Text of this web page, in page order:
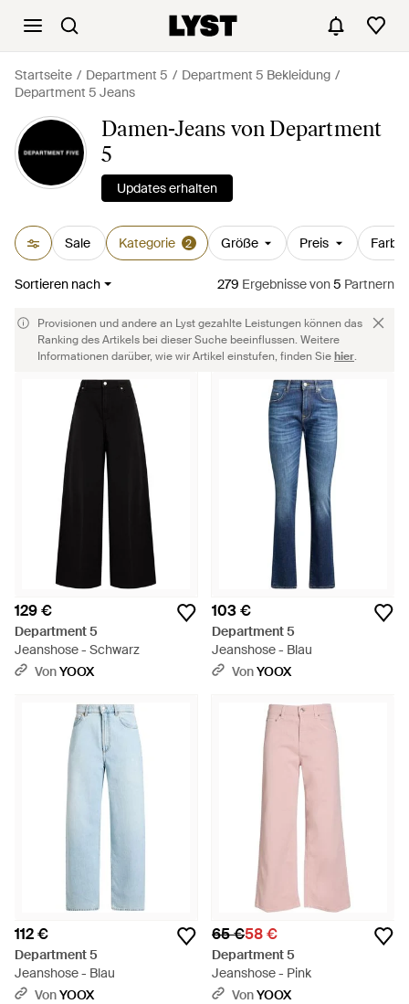
Startseite Department 5
Department 5 Bekleidung
Department 5 Jeans
Damen-Jeans von Department
5
Updates erhalten
Sale Kategorie 2 Größe Preis Farbe
Sortieren nach 279 Ergebnissevon5 Partnern
Provisionen und andere an Lyst gezahlte Leistungen können das
Ranking des Artikels bei dieser Suche beeinflussen. Weitere
Informationen darüber, wie wir Artikel einstufen, finden Siehier.
129 €
Department 5
Jeanshose - Schwarz
VonYOOX
103 €
Department 5
Jeanshose - Blau
VonYOOX
112 €
Department 5
Jeanshose - Blau
VonYOOX
65 €58 €
Department 5
Jeanshose - Pink
VonYOOX